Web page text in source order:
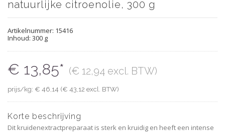
natuurlijke citroenolie, 300 g
Artikelnummer: 15416
Inhoud: 300 g
€ 13,85* (€ 12,94 excl. BTW)
prijs/kg: € 46,14 (€ 43,12 excl. BTW)
Korte beschrijving
Dit kruidenextractpreparaat is sterk en kruidig ​​en heeft een intense